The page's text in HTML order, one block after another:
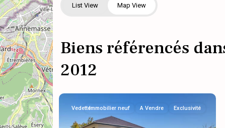
List View Map View
Biens référencés
2012
VedetteImmobilier neuf A Vendre Exclusivité